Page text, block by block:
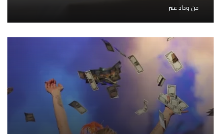
من وداد عنتر